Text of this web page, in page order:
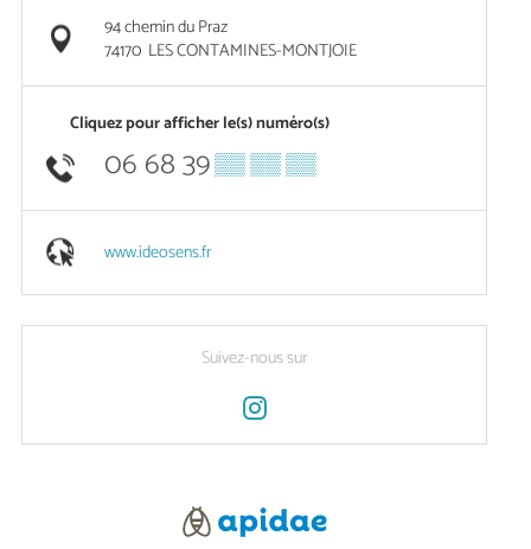
94 chemin du Praz
74170 LES CONTAMINES-MONTJOIE
Cliquez pour afficher le(s) numéro(s)
06 68 39▒▒ ▒▒ ▒▒
www.ideosens.fr
Suivez-nous sur